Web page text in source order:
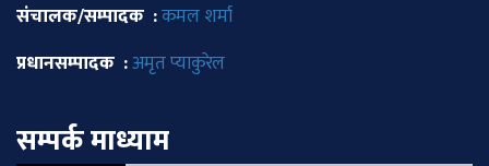
संचालक/सम्पादक :कमल शर्मा
प्रधानसम्पादक :अमृत प्याकुरेल
सम्पर्क माध्याम